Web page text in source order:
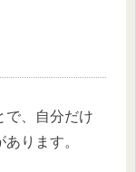
で、自分だけ
ります。